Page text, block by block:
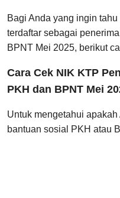
Bagi Anda yang ingin tahu
terdaftar sebagai
BPNT Mei 2025, berikut
Cara Cek NIK KTP
PKH dan BPNT Mei
Untuk mengetahui
bantuan sosial PKH atau